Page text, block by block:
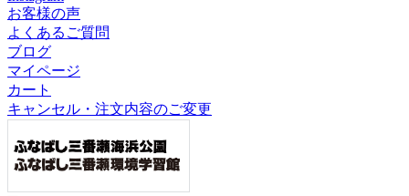
お客様の声
よくあるご質問
ブログ
マイページ
カート
キャンセル・注文内容のご変更